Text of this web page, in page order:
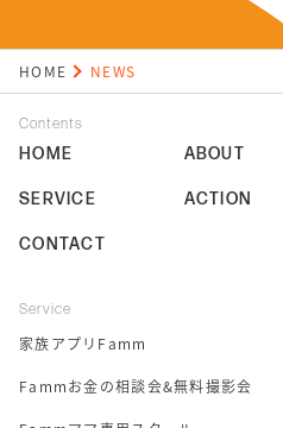
HOME NEWS
Contents
HOME ABOUT
SERVICE ACTION
CONTACT
Service
家族アプリFamm
Fammお金の相談会&無料撮影会